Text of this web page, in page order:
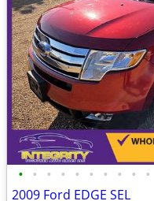
• • • • • • • • • •
2009 Ford EDGE SEL